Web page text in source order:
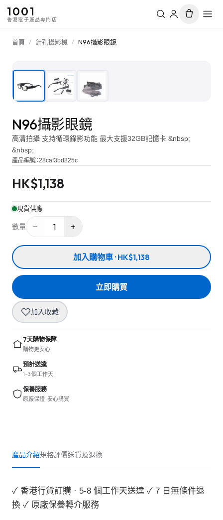
1001
香港電子產品專門店
首頁 / 針孔攝影機 / N96攝影眼鏡
N96攝影眼鏡
高清拍攝 支持循環錄影功能 最大支援32GB記憶卡 &nbsp;
&nbsp;
產品編號：28caf3bd825c
HK$1,138
現貨供應
數量 − 1 +
加入購物車 · HK$1,138
立即購買
加入收藏
7天購物保障
購物更安心
預計送達
1–3 個工作天
保養服務
原廠保證 · 安心購買
產品介紹規格評價送貨及退換
✓ 香港行貨訂購 · 5-8 個工作天送達 ✓ 7 日無條件退
換 ✓ 原廠保養轉介服務